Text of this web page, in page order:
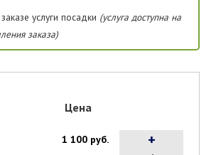
услуги посадки (услуга доступна на
заказа)
Цена
1 100 руб. +